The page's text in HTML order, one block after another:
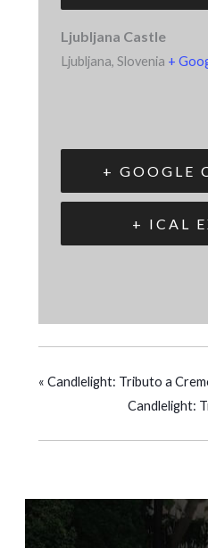
Ljubljana Castle
Ljubljana, Slovenia +
+ GOOGLE
+ ICAL
« Candlelight: Tributo a
Candlelight: